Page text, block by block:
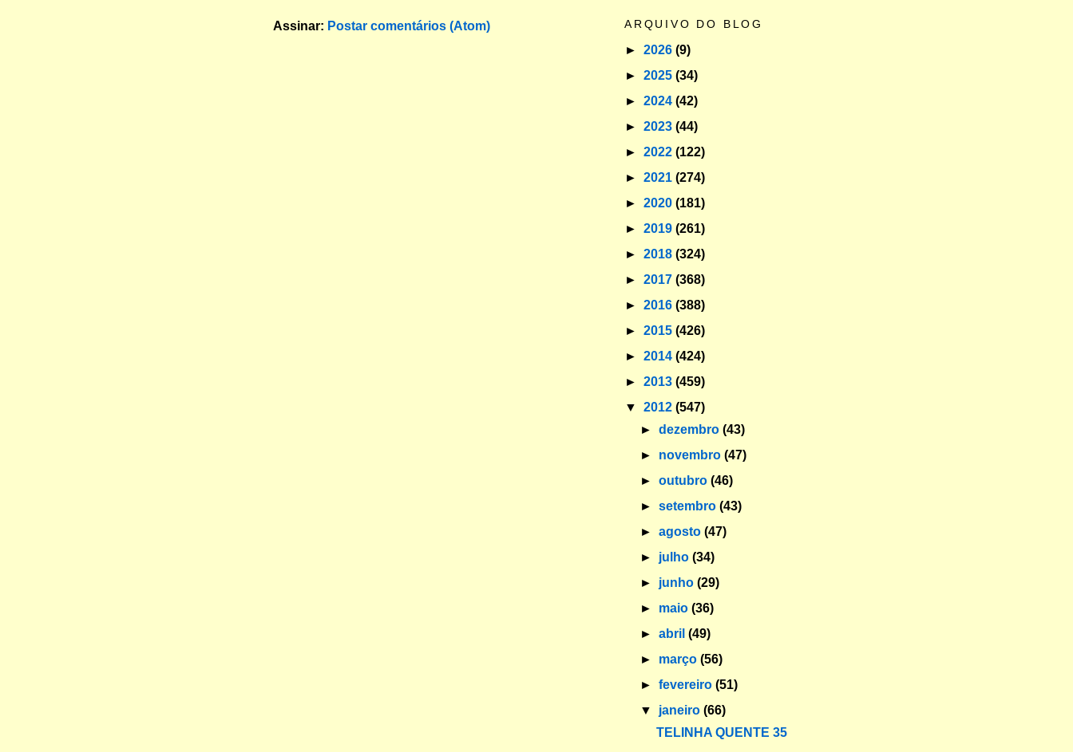
Assinar: Postar comentários (Atom) ARQUIVO DO BLOG
► 2026 (9)
► 2025 (34)
► 2024 (42)
► 2023 (44)
► 2022 (122)
► 2021 (274)
► 2020 (181)
► 2019 (261)
► 2018 (324)
► 2017 (368)
► 2016 (388)
► 2015 (426)
► 2014 (424)
► 2013 (459)
▼ 2012 (547)
►dezembro(43)
► novembro(47)
►outubro(46)
►setembro(43)
►agosto(47)
► julho(34)
► junho(29)
► maio(36)
►abril(49)
► março(56)
►fevereiro(51)
▼ janeiro(66)
TELINHA QUENTE 35